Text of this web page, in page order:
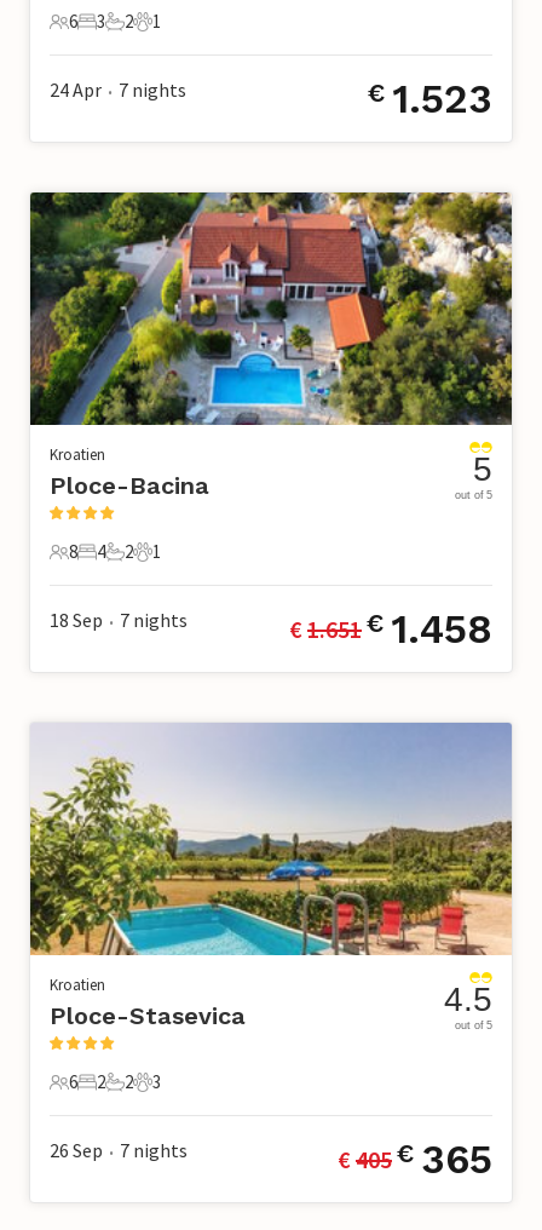
6 Gäste
6
3 Schlafzimmer
3
2 Badezimmer
2
1 Haustier
1
24 Apr • 7 nights € 1.523
Kroatien
Ploce-Bacina
8 Gäste
8
4 Schlafzimmer
4
2 Badezimmer
2
1 Haustier
1
5
out of 5
18 Sep • 7 nights € 1.651€ 1.458
Kroatien
Ploce-Stasevica
6 Gäste
6
2 Schlafzimmer
2
2 Badezimmer
2
3 Haustiere
3
4.5
out of 5
26 Sep • 7 nights € 405€ 365